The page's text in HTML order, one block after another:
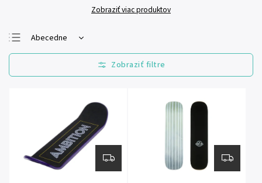
Zobraziť viac produktov
Abecedne
Najlacnejšie
Najdrahšie